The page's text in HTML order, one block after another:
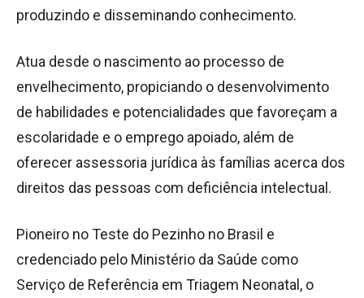
produzindo e disseminando conhecimento.
Atua desde o nascimento ao processo de
envelhecimento, propiciando o desenvolvimento
de habilidades e potencialidades que favoreçam a
escolaridade e o emprego apoiado, além de
oferecer assessoria jurídica às famílias acerca dos
direitos das pessoas com deficiência intelectual.
Pioneiro no Teste do Pezinho no Brasil e
credenciado pelo Ministério da Saúde como
Serviço de Referência em Triagem Neonatal, o